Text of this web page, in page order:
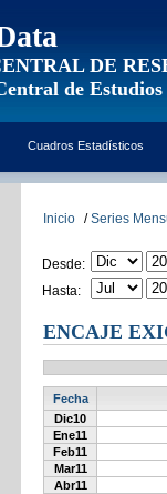
DE
de Estudios
Cuadros Estadísticos
Inicio / Series
Desde:
Hasta:
ENCAJE
Fecha
Dic10
Ene11
Feb11
Mar11
Abr11